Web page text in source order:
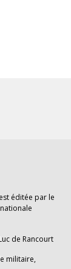
éditée par le
de Rancourt
militaire,